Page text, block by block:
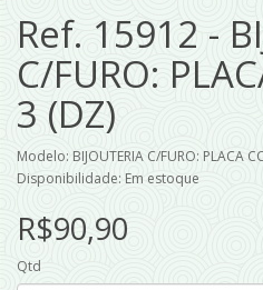
Ref. 15912 -
C/FURO:
3 (DZ)
Modelo: BIJOUTERIA C/FURO: PLACA
Disponibilidade: Em estoque
R$90,90
Qtd